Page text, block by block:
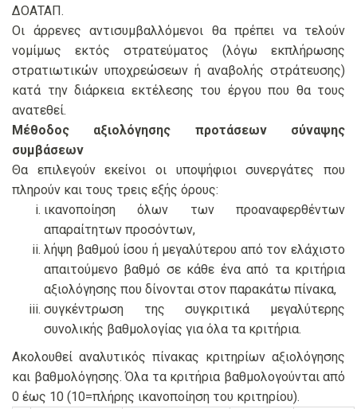
ΔΟΑΤΑΠ.
Οι άρρενες αντισυμβαλλόμενοι θα πρέπει να τελούν
νομίμως εκτός στρατεύματος (λόγω εκπλήρωσης
στρατιωτικών υποχρεώσεων ή αναβολής στράτευσης)
κατά την διάρκεια εκτέλεσης του έργου που θα τους
ανατεθεί.
Μέθοδος αξιολόγησης προτάσεων σύναψης
συμβάσεων
Θα επιλεγούν εκείνοι οι υποψήφιοι συνεργάτες που
πληρούν και τους τρεις εξής όρους:
ικανοποίηση όλων των προαναφερθέντων
απαραίτητων προσόντων,
λήψη βαθμού ίσου ή μεγαλύτερου από τον ελάχιστο
απαιτούμενο βαθμό σε κάθε ένα από τα κριτήρια
αξιολόγησης που δίνονται στον παρακάτω πίνακα,
συγκέντρωση της συγκριτικά μεγαλύτερης
συνολικής βαθμολογίας για όλα τα κριτήρια.
Ακολουθεί αναλυτικός πίνακας κριτηρίων αξιολόγησης
και βαθμολόγησης. Όλα τα κριτήρια βαθμολογούνται από
0 έως 10 (10=πλήρης ικανοποίηση του κριτηρίου).